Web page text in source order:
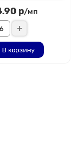
р/мп
В корзину